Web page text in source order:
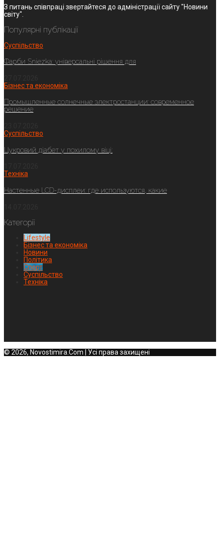
З питань співпраці звертайтеся до адміністрації сайту "Новини
світу".
Популярні публікації
Суспільство
Фарби Sniezka: універсальні рішення для
Бізнес та економіка
Промышленные солнечные электростанции: современное
решение
Суспільство
Цукровий діабет у похилому віці:
Техніка
Настенные LCD-дисплеи: где используются, какие
Категорії
Lifestyle
Бізнес та економіка
Новини
Політика
Спорт
Суспільство
Техніка
© 2026, Novostimira.Com | Усі права захищені